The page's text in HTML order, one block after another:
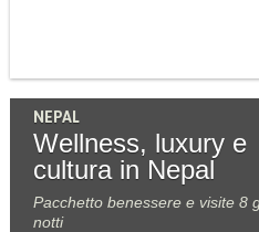
NEPAL
Wellness, luxury e
cultura in Nepal
Pacchetto benessere e visite 8 giorni/7
notti